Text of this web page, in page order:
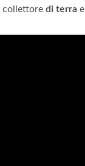
collettore di terra e